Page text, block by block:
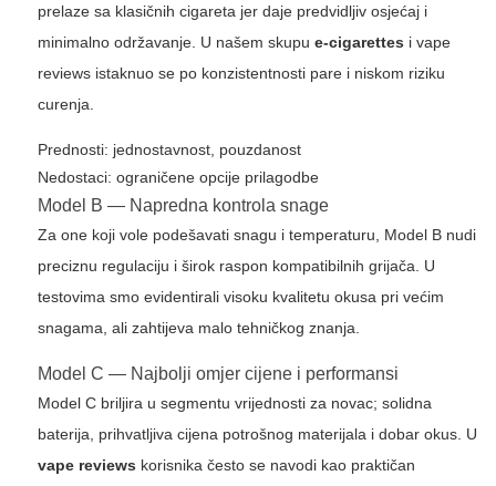
prelaze sa klasičnih cigareta jer daje predvidljiv osjećaj i
minimalno održavanje. U našem skupu e-cigarettes i vape
reviews istaknuo se po konzistentnosti pare i niskom riziku
curenja.
Prednosti: jednostavnost, pouzdanost
Nedostaci: ograničene opcije prilagodbe
Model B — Napredna kontrola snage
Za one koji vole podešavati snagu i temperaturu, Model B nudi
preciznu regulaciju i širok raspon kompatibilnih grijača. U
testovima smo evidentirali visoku kvalitetu okusa pri većim
snagama, ali zahtijeva malo tehničkog znanja.
Model C — Najbolji omjer cijene i performansi
Model C briljira u segmentu vrijednosti za novac; solidna
baterija, prihvatljiva cijena potrošnog materijala i dobar okus. U
vape reviews korisnika često se navodi kao praktičan